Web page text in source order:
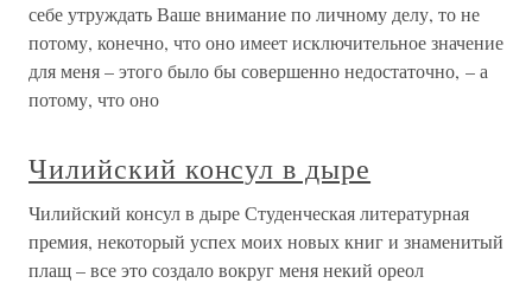
себе утруждать Ваше внимание по личному делу, то не
потому, конечно, что оно имеет исключительное значение
для меня – этого было бы совершенно недостаточно, – а
потому, что оно
Чилийский консул в дыре
Чилийский консул в дыре Студенческая литературная
премия, некоторый успех моих новых книг и знаменитый
плащ – все это создало вокруг меня некий ореол